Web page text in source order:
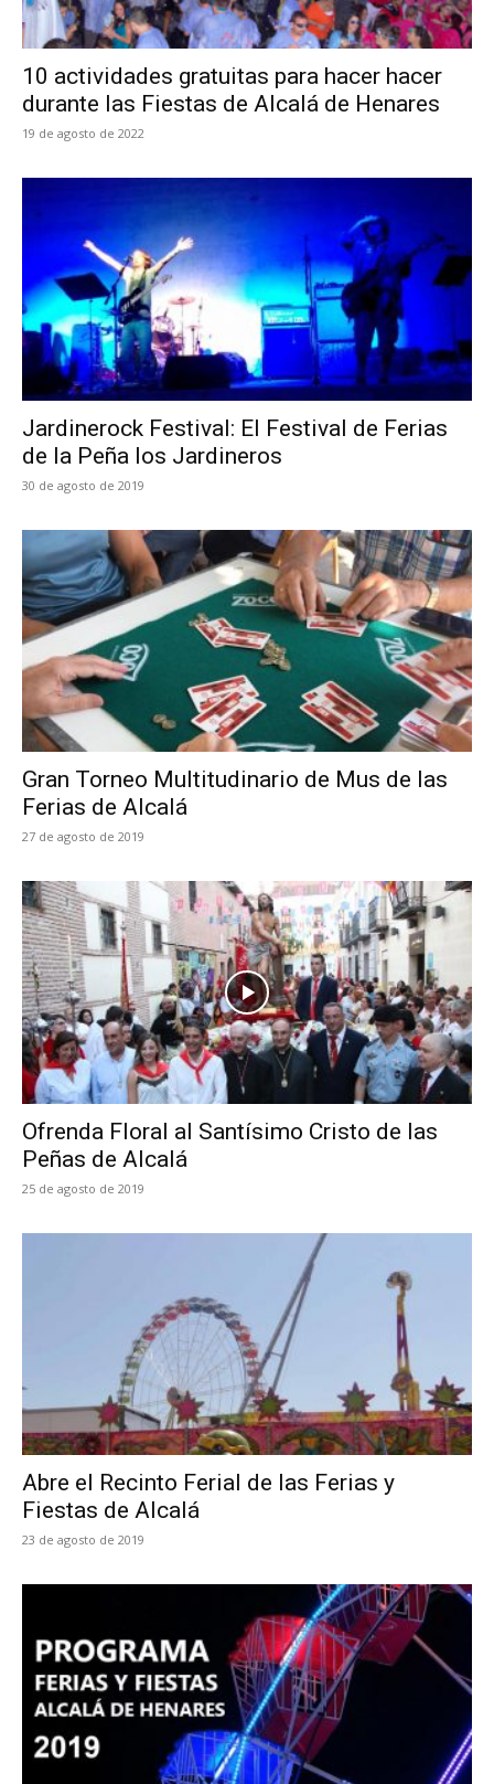
10 actividades gratuitas para hacer hacer
durante las Fiestas de Alcalá de Henares
19 de agosto de 2022
Jardinerock Festival: El Festival de Ferias
de la Peña los Jardineros
30 de agosto de 2019
Gran Torneo Multitudinario de Mus de las
Ferias de Alcalá
27 de agosto de 2019
Ofrenda Floral al Santísimo Cristo de las
Peñas de Alcalá
25 de agosto de 2019
Abre el Recinto Ferial de las Ferias y
Fiestas de Alcalá
23 de agosto de 2019